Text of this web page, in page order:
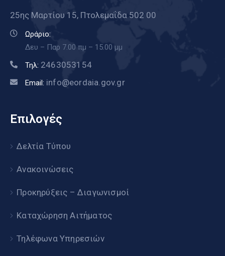
25ης Μαρτίου 15, Πτολεμαΐδα 502 00
Ωράριο:
Δευ – Παρ 7.00 πμ – 15.00 μμ
Τηλ: 2463053154
Email: info@eordaia.gov.gr
Επιλογές
Δελτία Τύπου
Ανακοινώσεις
Προκηρύξεις – Διαγωνισμοί
Καταχώρηση Αιτήματος
Τηλέφωνα Υπηρεσιών